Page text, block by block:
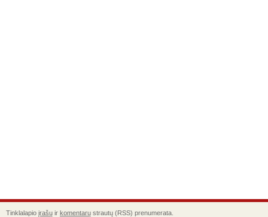
Tinklalapio įrašų ir komentarų strautų (RSS) prenumerata.